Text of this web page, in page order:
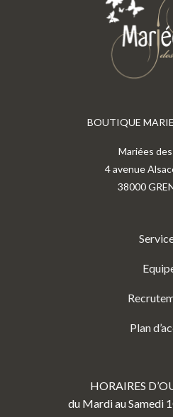
BOUTIQUE
Mariées
4 avenue
38000
Plan
HORAIRES
du Mardi au Samedi